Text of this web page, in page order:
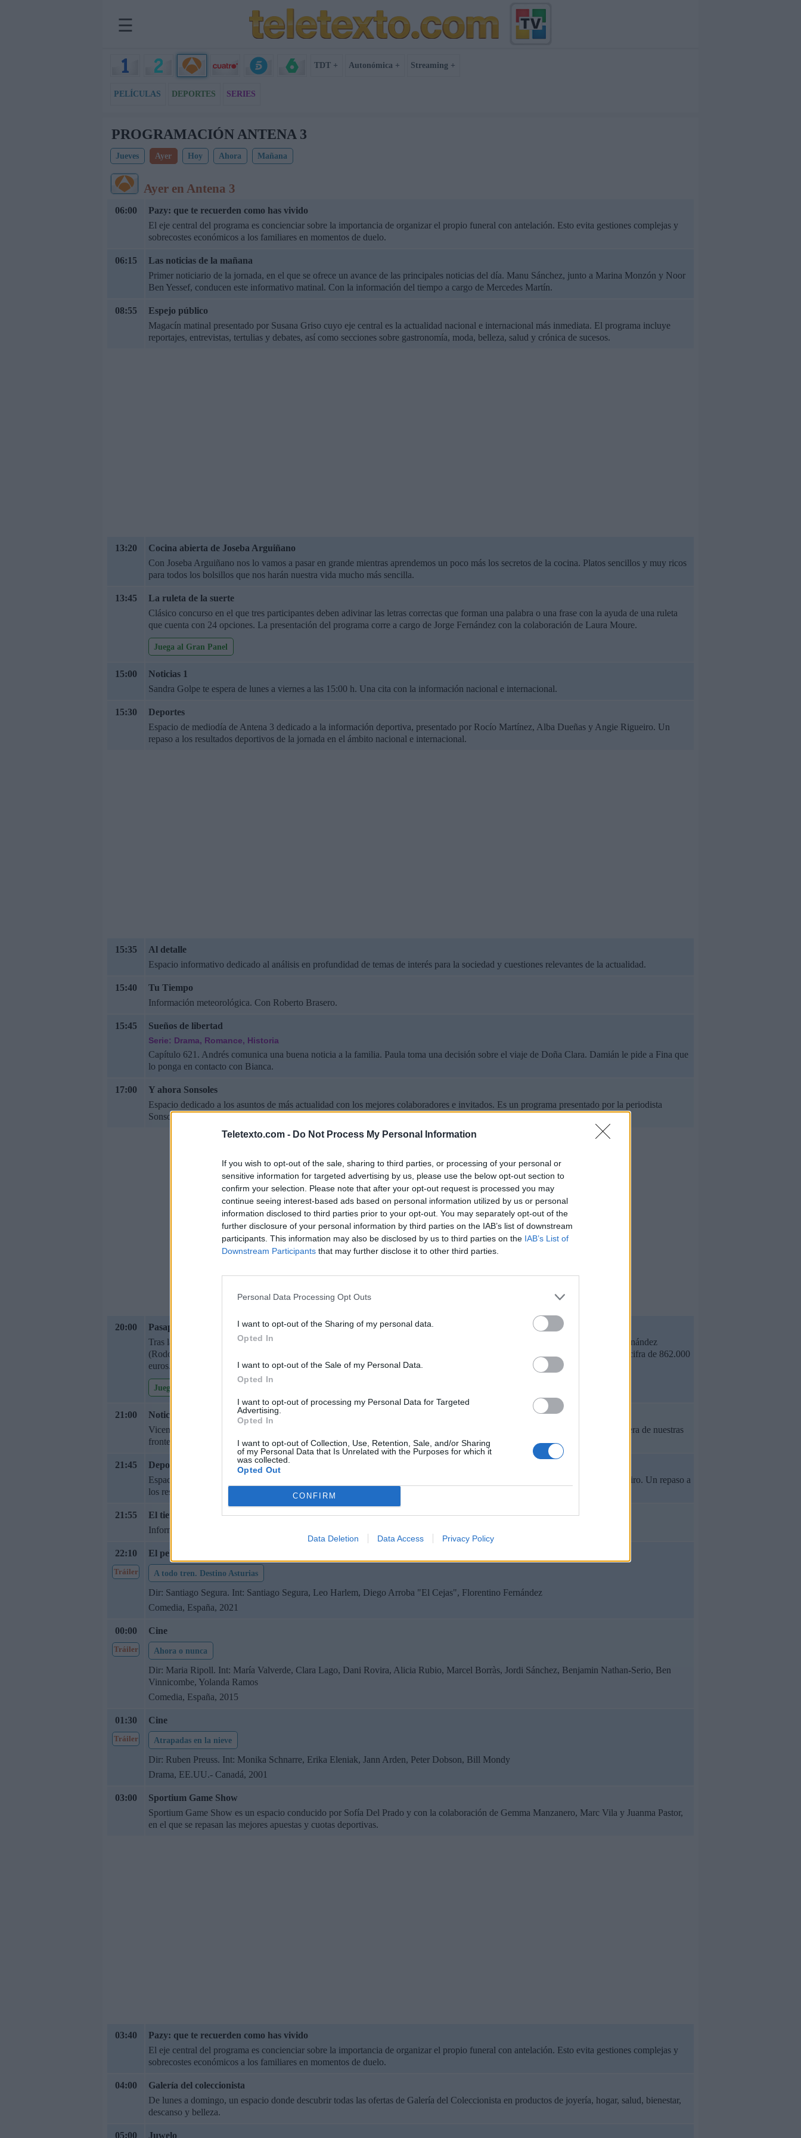
Teletexto.com - Do Not Process My Personal Information
If you wish to opt-out of the sale, sharing to third parties, or processing of your personal or
sensitive information for targeted advertising by us, please use the below opt-out section to
confirm your selection. Please note that after your opt-out request is processed you may
continue seeing interest-based ads based on personal information utilized by us or personal
information disclosed to third parties prior to your opt-out. You may separately opt-out of the
further disclosure of your personal information by third parties on the IAB’s list of downstream
participants. This information may also be disclosed by us to third parties on the IAB’s List of
Downstream Participants that may further disclose it to other third parties.
Personal Data Processing Opt Outs
I want to opt-out of the Sharing of my personal data.
Opted In
I want to opt-out of the Sale of my Personal Data.
Opted In
I want to opt-out of processing my Personal Data for Targeted
Advertising.
Opted In
I want to opt-out of Collection, Use, Retention, Sale, and/or Sharing
of my Personal Data that Is Unrelated with the Purposes for which it
was collected.
Opted Out
CONFIRM
Data Deletion Data Access Privacy Policy
☰
TDT + Autonómica + Streaming +
PELÍCULAS DEPORTES SERIES
PROGRAMACIÓN ANTENA 3
Jueves Ayer Hoy Ahora Mañana
Ayer en Antena 3
06:00
Pazy: que te recuerden como has vivido
El eje central del programa es concienciar sobre la importancia de organizar el propio funeral con antelación. Esto evita gestiones complejas y
sobrecostes económicos a los familiares en momentos de duelo.
06:15
Las noticias de la mañana
Primer noticiario de la jornada, en el que se ofrece un avance de las principales noticias del día. Manu Sánchez, junto a Marina Monzón y Noor
Ben Yessef, conducen este informativo matinal. Con la información del tiempo a cargo de Mercedes Martín.
08:55
Espejo público
Magacín matinal presentado por Susana Griso cuyo eje central es la actualidad nacional e internacional más inmediata. El programa incluye
reportajes, entrevistas, tertulias y debates, así como secciones sobre gastronomía, moda, belleza, salud y crónica de sucesos.
13:20
Cocina abierta de Joseba Arguiñano
Con Joseba Arguiñano nos lo vamos a pasar en grande mientras aprendemos un poco más los secretos de la cocina. Platos sencillos y muy ricos
para todos los bolsillos que nos harán nuestra vida mucho más sencilla.
13:45
La ruleta de la suerte
Clásico concurso en el que tres participantes deben adivinar las letras correctas que forman una palabra o una frase con la ayuda de una ruleta
que cuenta con 24 opciones. La presentación del programa corre a cargo de Jorge Fernández con la colaboración de Laura Moure.
Juega al Gran Panel
15:00
Noticias 1
Sandra Golpe te espera de lunes a viernes a las 15:00 h. Una cita con la información nacional e internacional.
15:30
Deportes
Espacio de mediodía de Antena 3 dedicado a la información deportiva, presentado por Rocío Martínez, Alba Dueñas y Angie Rigueiro. Un
repaso a los resultados deportivos de la jornada en el ámbito nacional e internacional.
15:35
Al detalle
Espacio informativo dedicado al análisis en profundidad de temas de interés para la sociedad y cuestiones relevantes de la actualidad.
15:40
Tu Tiempo
Información meteorológica. Con Roberto Brasero.
15:45 Sueños de libertad
Serie: Drama, Romance, Historia
Capítulo 621. Andrés comunica una buena noticia a la familia. Paula toma una decisión sobre el viaje de Doña Clara. Damián le pide a Fina que
lo ponga en contacto con Bianca.
17:00
Y ahora Sonsoles
Espacio dedicado a los asuntos de más actualidad con los mejores colaboradores e invitados. Es un programa presentado por la periodista
Sonsoles Ónega.
20:00
Pasapalabra
Tras la victoria de David, Javier vuelve a enfrentar por segundo día consecutivo la silla azul. Los cuatro invitados son: David Fernández
(Rodolfo Chikilicuatre), Antonio Albella de Locomía y las hermanas Loreto y Marta Valverde. El bote del programa acumula la cifra de 862.000
euros. Presentado por Roberto Leal y Cristina Alvis.
Juego del Desafío A-Z
21:00
Noticias 2
Vicente Vallés y Esther Vaquero te esperan de lunes a viernes a las 21:00h para informarte de todo lo que sucede en España y fuera de nuestras
fronteras.
21:45
Deportes 2
Espacio nocturno de Antena 3 dedicado a la información deportiva, presentado por Rocío Martínez, Alba Dueñas y Angie Rigueiro. Un repaso a
los resultados deportivos de la jornada en el ámbito nacional e internacional.
21:55
El tiempo
Información meteorológica. Con Roberto Brasero.
22:10
Tráiler
El peliculón
A todo tren. Destino Asturias
Dir: Santiago Segura. Int: Santiago Segura, Leo Harlem, Diego Arroba "El Cejas", Florentino Fernández
Comedia, España, 2021
00:00
Tráiler
Cine
Ahora o nunca
Dir: Maria Ripoll. Int: María Valverde, Clara Lago, Dani Rovira, Alicia Rubio, Marcel Borràs, Jordi Sánchez, Benjamin Nathan-Serio, Ben
Vinnicombe, Yolanda Ramos
Comedia, España, 2015
01:30
Tráiler
Cine
Atrapadas en la nieve
Dir: Ruben Preuss. Int: Monika Schnarre, Erika Eleniak, Jann Arden, Peter Dobson, Bill Mondy
Drama, EE.UU.- Canadá, 2001
03:00
Sportium Game Show
Sportium Game Show es un espacio conducido por Sofía Del Prado y con la colaboración de Gemma Manzanero, Marc Vila y Juanma Pastor,
en el que se repasan las mejores apuestas y cuotas deportivas.
03:40
Pazy: que te recuerden como has vivido
El eje central del programa es concienciar sobre la importancia de organizar el propio funeral con antelación. Esto evita gestiones complejas y
sobrecostes económicos a los familiares en momentos de duelo.
04:00
Galería del coleccionista
De lunes a domingo, un espacio donde descubrir todas las ofertas de Galería del Coleccionista en productos de joyería, hogar, salud, bienestar,
descanso y belleza.
05:00 Juwelo